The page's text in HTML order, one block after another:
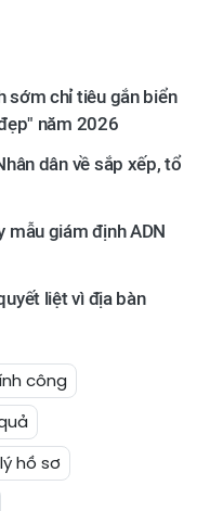
sớm chỉ tiêu gắn biển
năm 2026
dân về sắp xếp, tổ
mẫu giám định ADN
liệt vì địa bàn
công
hồ sơ